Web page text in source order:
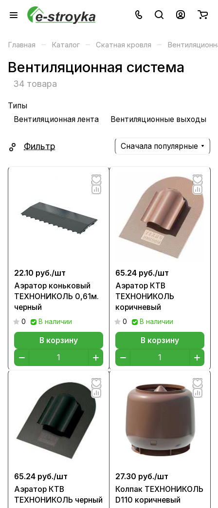
Главная – Каталог – Скатная кровля –
Вентиляционная система
34 товара
Типы
Вентиляционная лента
Вентиляционные выходы
Фильтр Сначала популярные
22.10 руб./шт
Аэратор коньковый
ТЕХНОНИКОЛЬ 0,61м.
черный
0 В наличии
В корзину
65.24 руб./шт
Аэратор КТВ
ТЕХНОНИКОЛЬ
коричневый
0 В наличии
В корзину
65.24 руб./шт
Аэратор КТВ
ТЕХНОНИКОЛЬ черный
27.30 руб./шт
Колпак ТЕХНОНИКОЛЬ
D110 коричневый